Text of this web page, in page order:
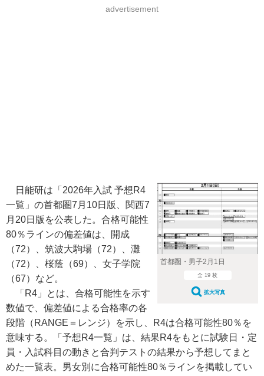
advertisement
首都圏・男子2月1日
全 19 枚
拡大写真
日能研は「2026年入試 予想R4
一覧」の首都圏7月10日版、関西7
月20日版を公表した。合格可能性
80％ラインの偏差値は、開成
（72）、筑波大駒場（72）、灘
（72）、桜蔭（69）、女子学院
（67）など。
「R4」とは、合格可能性を示す
数値で、偏差値による合格率の各
段階（RANGE＝レンジ）を示し、R4は合格可能性80％を
意味する。「予想R4一覧」は、結果R4をもとに試験日・定
員・入試科目の動きと合判テストの結果から予想してまと
めた一覧表。男女別に合格可能性80％ラインを掲載してい